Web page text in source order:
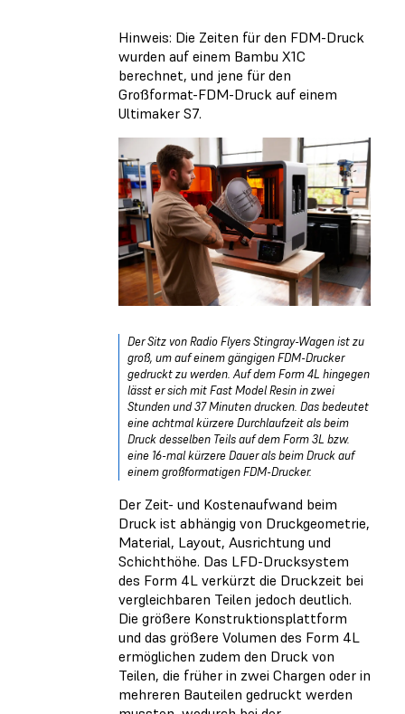
Hinweis: Die Zeiten für den FDM-Druck
wurden auf einem Bambu X1C
berechnet, und jene für den
Großformat-FDM-Druck auf einem
Ultimaker S7.
Der Sitz von Radio Flyers Stingray-Wagen ist zu
groß, um auf einem gängigen FDM-Drucker
gedruckt zu werden. Auf dem Form 4L hingegen
lässt er sich mit Fast Model Resin in zwei
Stunden und 37 Minuten drucken. Das bedeutet
eine achtmal kürzere Durchlaufzeit als beim
Druck desselben Teils auf dem Form 3L bzw.
eine 16-mal kürzere Dauer als beim Druck auf
einem großformatigen FDM-Drucker.
Der Zeit- und Kostenaufwand beim
Druck ist abhängig von Druckgeometrie,
Material, Layout, Ausrichtung und
Schichthöhe. Das LFD-Drucksystem
des Form 4L verkürzt die Druckzeit bei
vergleichbaren Teilen jedoch deutlich.
Die größere Konstruktionsplattform
und das größere Volumen des Form 4L
ermöglichen zudem den Druck von
Teilen, die früher in zwei Chargen oder in
mehreren Bauteilen gedruckt werden